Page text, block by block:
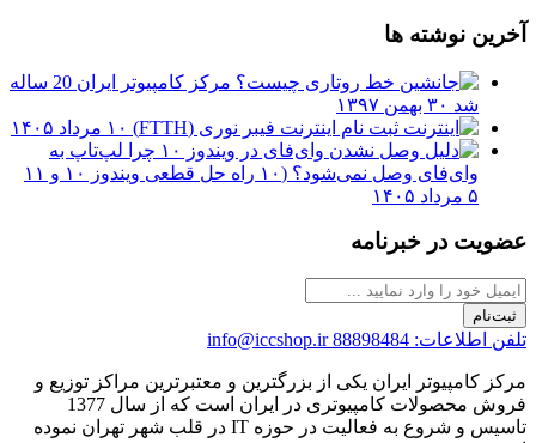
آخرین نوشته ها
مرکز کامپیوتر ایران 20 ساله
شد ۳۰ بهمن ۱۳۹۷
ثبت نام اینترنت فیبر نوری (FTTH)
۱۰ مرداد ۱۴۰۵
چرا لپ‌تاپ به
وای‌فای وصل نمی‌شود؟ (۱۰ راه حل قطعی ویندوز ۱۰ و ۱۱
۵ مرداد ۱۴۰۵
عضویت در خبرنامه
ثبت‌نام
تلفن اطلاعات: 88898484 info@iccshop.ir
مرکز کامپیوتر ایران یکی از بزرگترین و معتبرترین مراکز توزیع و
فروش محصولات کامپیوتری در ایران است که از سال 1377
تاسیس و شروع به فعالیت در حوزه IT در قلب شهر تهران نموده